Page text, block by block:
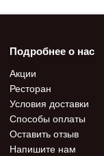
Подробнее о нас
Акции
Ресторан
Условия доставки
Способы оплаты
Оставить отзыв
Напишите нам